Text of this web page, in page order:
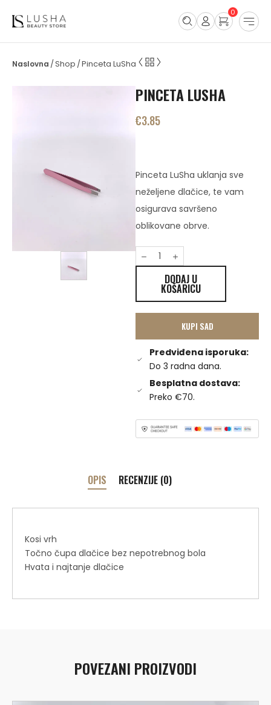
0
/Shop /Pinceta LuSha
PINCETA LUSHA
€3.85
Pinceta LuSha uklanja sve
neželjene dlačice, te vam
osigurava savršeno
oblikovane obrve.
DODAJ U
KOŠARICU
KUPI SAD
Predviđena isporuka:
Do 3 radna dana.
Besplatna dostava:
Preko €70.
OPIS RECENZIJE (0)
Kosi vrh
Točno čupa dlačice bez nepotrebnog bola
Hvata i najtanje dlačice
POVEZANI PROIZVODI